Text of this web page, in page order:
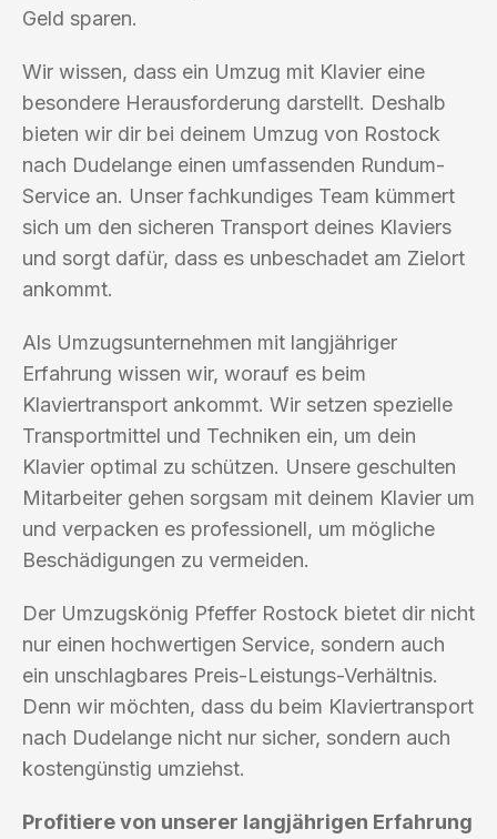
Geld sparen.
Wir wissen, dass ein Umzug mit Klavier eine
besondere Herausforderung darstellt. Deshalb
bieten wir dir bei deinem Umzug von Rostock
nach Dudelange einen umfassenden Rundum-
Service an. Unser fachkundiges Team kümmert
sich um den sicheren Transport deines Klaviers
und sorgt dafür, dass es unbeschadet am Zielort
ankommt.
Als Umzugsunternehmen mit langjähriger
Erfahrung wissen wir, worauf es beim
Klaviertransport ankommt. Wir setzen spezielle
Transportmittel und Techniken ein, um dein
Klavier optimal zu schützen. Unsere geschulten
Mitarbeiter gehen sorgsam mit deinem Klavier um
und verpacken es professionell, um mögliche
Beschädigungen zu vermeiden.
Der Umzugskönig Pfeffer Rostock bietet dir nicht
nur einen hochwertigen Service, sondern auch
ein unschlagbares Preis-Leistungs-Verhältnis.
Denn wir möchten, dass du beim Klaviertransport
nach Dudelange nicht nur sicher, sondern auch
kostengünstig umziehst.
Profitiere von unserer langjährigen Erfahrung